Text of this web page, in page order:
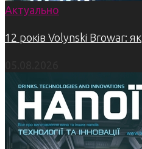
Актуально
12 років Volynski Browar: як